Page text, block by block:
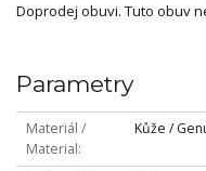
Doprodej obuvi. Tuto obuv
Parametry
Materiál /
Material
Kůže /